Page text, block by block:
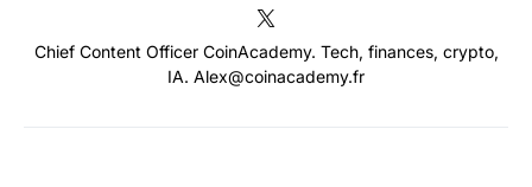
Chief Content Officer CoinAcademy. Tech, finances, crypto,
IA. Alex@coinacademy.fr